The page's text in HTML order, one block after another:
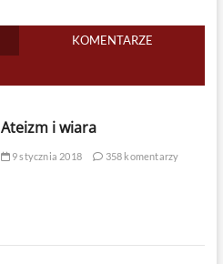
KOMENTARZE
Ateizm i wiara
9 stycznia 2018 358 komentarzy